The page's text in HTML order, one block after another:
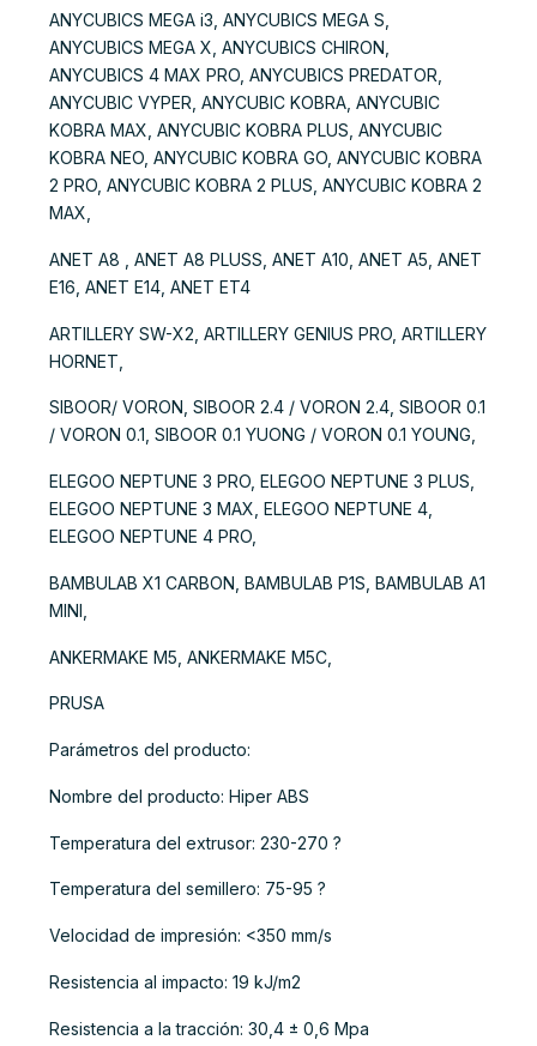
ANYCUBICS MEGA i3, ANYCUBICS MEGA S,
ANYCUBICS MEGA X, ANYCUBICS CHIRON,
ANYCUBICS 4 MAX PRO, ANYCUBICS PREDATOR,
ANYCUBIC VYPER, ANYCUBIC KOBRA, ANYCUBIC
KOBRA MAX, ANYCUBIC KOBRA PLUS, ANYCUBIC
KOBRA NEO, ANYCUBIC KOBRA GO, ANYCUBIC KOBRA
2 PRO, ANYCUBIC KOBRA 2 PLUS, ANYCUBIC KOBRA 2
MAX,
ANET A8 , ANET A8 PLUSS, ANET A10, ANET A5, ANET
E16, ANET E14, ANET ET4
ARTILLERY SW-X2, ARTILLERY GENIUS PRO, ARTILLERY
HORNET,
SIBOOR/ VORON, SIBOOR 2.4 / VORON 2.4, SIBOOR 0.1
/ VORON 0.1, SIBOOR 0.1 YUONG / VORON 0.1 YOUNG,
ELEGOO NEPTUNE 3 PRO, ELEGOO NEPTUNE 3 PLUS,
ELEGOO NEPTUNE 3 MAX, ELEGOO NEPTUNE 4,
ELEGOO NEPTUNE 4 PRO,
BAMBULAB X1 CARBON, BAMBULAB P1S, BAMBULAB A1
MINI,
ANKERMAKE M5, ANKERMAKE M5C,
PRUSA
Parámetros del producto:
Nombre del producto: Hiper ABS
Temperatura del extrusor: 230-270 ?
Temperatura del semillero: 75-95 ?
Velocidad de impresión: <350 mm/s
Resistencia al impacto: 19 kJ/m2
Resistencia a la tracción: 30,4 ± 0,6 Mpa